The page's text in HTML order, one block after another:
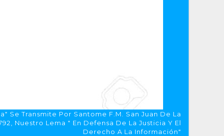
Transmite Por Santome F.M. San Juan De La
Nuestro Lema " En Defensa De La Justicia Y El
Derecho A La Información"